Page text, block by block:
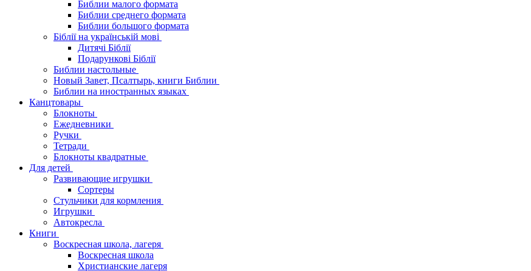
Библии малого формата
Библии среднего формата
Библии большого формата
Біблії на українській мові
Дитячі Біблії
Подарункові Біблії
Библии настольные
Новый Завет, Псалтырь, книги Библии
Библии на иностранных языках
Канцтовары
Блокноты
Ежедневники
Ручки
Тетради
Блокноты квадратные
Для детей
Развивающие игрушки
Сортеры
Стульчики для кормления
Игрушки
Автокресла
Книги
Воскресная школа, лагеря
Воскресная школа
Христианские лагеря